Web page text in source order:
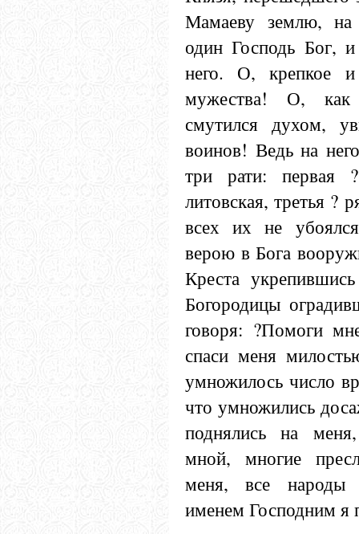
Мамаеву землю, на
один Господь Бог,
него. О, крепкое и
мужества! О,
смутился духом,
воинов! Ведь на
три рати: первая
литовская, третья ?
всех их не
верою в Бога
Креста
Богородицы
говоря: ?Помоги
спаси меня
умножилось число
что умножились
поднялись на
мной, многие
меня, все народы
именем Господним я